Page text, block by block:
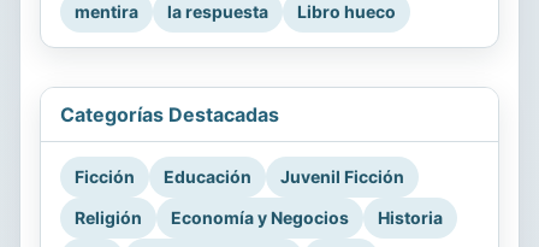
mentira
la respuesta Libro hueco
Categorías Destacadas
Ficción Educación
Juvenil Ficción
Religión
Economía y Negocios
Historia